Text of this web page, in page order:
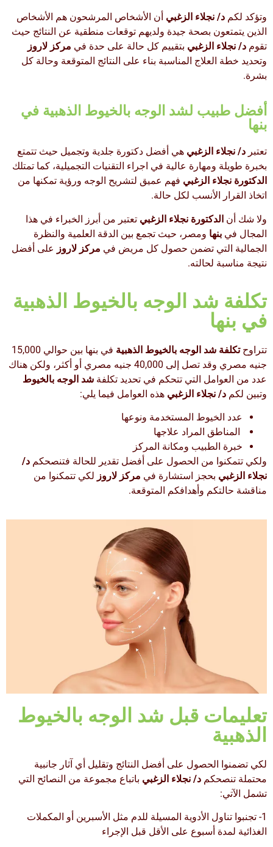
وتؤكد لكم د/ نجلاء الزغبي أن الأشخاص المرشحون هم الأشخاص
الذين يتمتعون بصحة جيدة ولديهم توقعات منطقية عن النتائج حيث
تقوم د/ نجلاء الزغبي بتقييم كل حالة على حدة في مركز لاروز
وتحديد خطة العلاج المناسبة بناء على النتائج المتوقعة وحالة كل
بشرة.
أفضل طبيب لشد الوجه بالخيوط الذهبية في
بنها
تعتبر د/ نجلاء الزغبي هي أفضل دكتورة جلدية وتجميل حيث تتمتع
بخبرة طويلة ومهارة عالية في اجراء التقنيات التجميلية، كما تمتلك
الدكتورة نجلاء الزغبي فهم عميق لتشريح الوجه ورؤية تمكنها من
اتخاذ القرار الأنسب لكل حالة.
ولا شك أن الدكتورة نجلاء الزغبي تعتبر من أبرز الخبراء في هذا
المجال في بنها ومصر، حيث تجمع بين الدقة العلمية والنظرة
الجمالية التي تضمن حصول كل مريض في مركز لاروز على أفضل
نتيجة مناسبة لحالته.
تكلفة شد الوجه بالخيوط الذهبية
في بنها
تتراوحتكلفة شد الوجه بالخيوط الذهبية
في بنها بين حوالي 15,000
جنيه مصري وقد تصل إلى 40,000 جنيه مصري أو أكثر، ولكن هناك
عدد من العوامل التي تتحكم في تحديد تكلفة شد الوجه بالخيوط
وتبين لكم د/ نجلاء الزغبي هذه العوامل فيما يلي:
عدد الخيوط المستخدمة ونوعها
المناطق المراد علاجها
خبرة الطبيب ومكانة المركز
ولكي تتمكنوا من الحصول على أفضل تقدير للحالة فتنصحكم د/
نجلاء الزغبي بحجز استشارة في مركز لاروز لكي تتمكنوا من
مناقشة حالتكم وأهدافكم المتوقعة.
تعليمات قبل شد الوجه بالخيوط
الذهبية
لكي تضمنوا الحصول على أفضل النتائج وتقليل أي آثار جانبية
محتملة تنصحكم د/ نجلاء الزغبي باتباع مجموعة من النصائح التي
تشمل الآتي:
1- تجنبوا تناول الأدوية المسيلة للدم مثل الأسبرين أو المكملات
الغذائية لمدة أسبوع على الأقل قبل الإجراء